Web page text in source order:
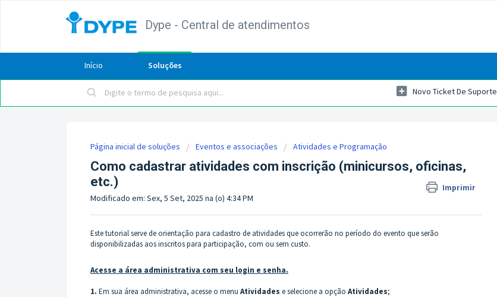
Dype - Central de atendimentos
Início Soluções
Novo Ticket De Suporte
Página inicial de soluções Eventos e associações Atividades e Programação
Como cadastrar atividades com inscrição (minicursos, oficinas,
etc.)
Imprimir
Modificado em: Sex, 5 Set, 2025 na (o) 4:34 PM
Este tutorial serve de orientação para cadastro de atividades que ocorrerão no período do evento que serão
disponibilizadas aos inscritos para participação, com ou sem custo.
Acesse a área administrativa com seu login e senha.
1. Em sua área administrativa, acesse o menu Atividades e selecione a opção Atividades;